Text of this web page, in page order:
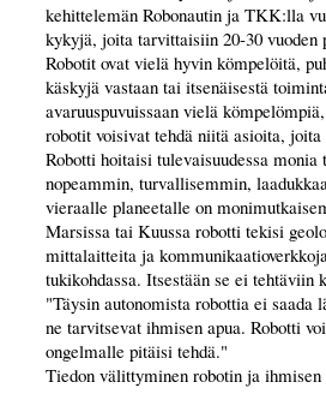
kehittelemän Robonautin ja TKK:lla
kykyjä, joita tarvittaisiin 20-30
Robotit ovat vielä hyvin kömpelöitä,
käskyjä vastaan tai itsenäisestä
avaruuspuvuissaan vielä
robotit voisivat tehdä niitä asioita,
Robotti hoitaisi tulevaisuudessa
nopeammin, turvallisemmin,
vieraalle planeetalle on
Marsissa tai Kuussa robotti tekisi
mittalaitteita ja
tukikohdassa. Itsestään se ei tehtäviin
"Täysin autonomista robottia ei
ne tarvitsevat ihmisen apua. Robotti
ongelmalle pitäisi tehdä."
Tiedon välittyminen robotin ja